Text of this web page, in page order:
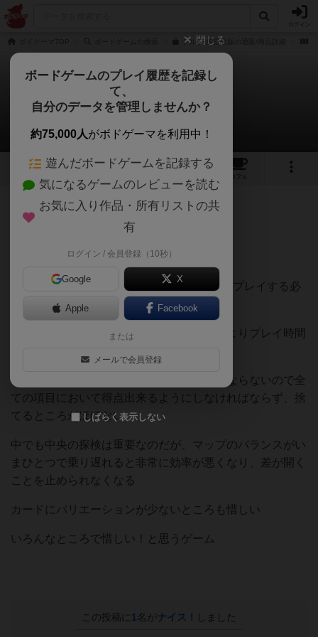
デルタ 多言語版の通販/商品詳細
デルタ
ひらぽんさんのレビュー
3 2
カフェ
155名 1名 0 1年以上前
カードを3枚プレイ✖️6ラウンド
ラウンドごとに必ず異なる3箇所にカードをプレイする必
要がある
やることも処理も難しくないのだが思ったよりプレイ時間
それぞれのアクションを必ずやらなければならないので全
ての項目において得点出来るようにしなければならず、捨
てるところがほぼない
中でも中央の探検は重要なのだが、マップのバランスがい
まひとつで乗り遅れると非常に効率が悪くなり、差が開く
ことを止められなくなる
カードにバリエーションが少ないところも惜しい
いろんなところで惜しい！と思うゲーム
この投稿に 1 名がナイス！ しました
閉じる
ボードゲームのプレイ履歴を記録し
て、
自分のデータを管理しませんか？
約75,000人がボドゲーマを利用中！
遊んだボードゲームを記録する
気になるゲームのレビューを読む
お気に入り作品・所有リストの共
有
ログイン / 会員登録（10秒）
Google X
Apple Facebook
または
メールで会員登録
しばらく表示しない